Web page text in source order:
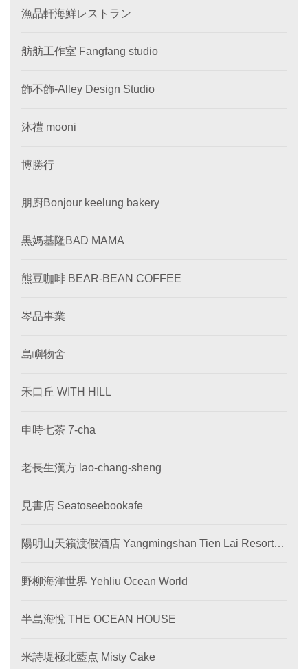
漁品軒海鮮レストラン
舫舫工作室 Fangfang studio
飾不飾-Alley Design Studio
沐禮 mooni
博勝行
朋廚Bonjour keelung bakery
黒媽基隆BAD MAMA
熊豆咖啡 BEAR-BEAN COFFEE
岑品事業
島嶼物舍
禾口丘 WITH HILL
申時七茶 7-cha
老長生漢方 lao-chang-sheng
見書店 Seatoseebookafe
陽明山天籟渡假酒店 Yangmingshan Tien Lai Resort &
野柳海洋世界 Yehliu Ocean World
半島海悅 THE OCEAN HOUSE
米詩堤極北藍点 Misty Cake